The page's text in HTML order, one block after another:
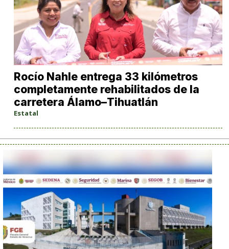
Rocío Nahle entrega 33 kilómetros
completamente rehabilitados de la
carretera Álamo–Tihuatlán
Estatal